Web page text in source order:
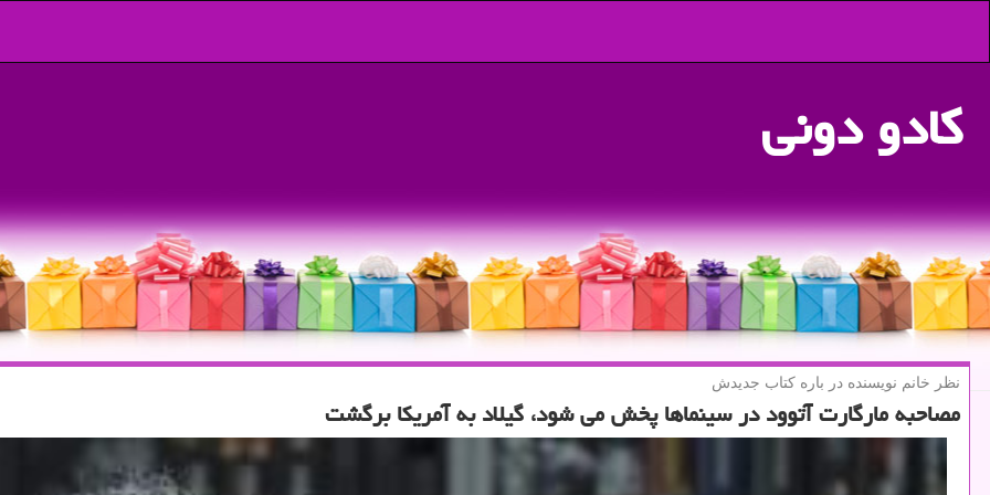
كادو دونی
نظر خانم نویسنده در باره كتاب جدیدش
مصاحبه مارگارت آتوود در سینماها پخش می شود، گیلاد به آمریكا برگشت